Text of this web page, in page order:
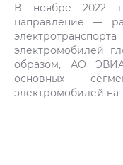
В ноябре 2022
направление —
электромобилей
образом, АО
основных
электромобилей